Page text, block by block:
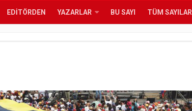
EDITÖRDEN YAZARLAR BU SAYI TÜM SAYILAR